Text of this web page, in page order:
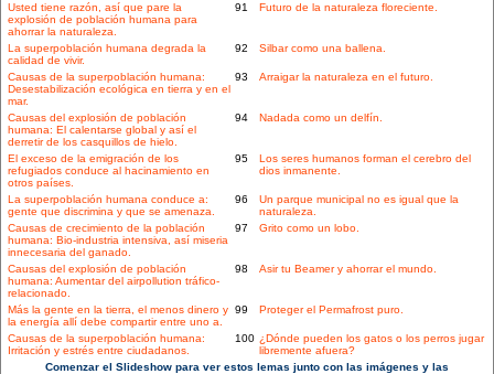
Usted tiene razón, así que pare la
explosión de población humana para
ahorrar la naturaleza.
91 Futuro de la naturaleza floreciente.
La superpoblación humana degrada la
calidad de vivir.
92 Silbar como una ballena.
Causas de la superpoblación humana:
Desestabilización ecológica en tierra y en el
mar.
93 Arraigar la naturaleza en el futuro.
Causas del explosión de población
humana: El calentarse global y así el
derretir de los casquillos de hielo.
94 Nadada como un delfín.
El exceso de la emigración de los
refugiados conduce al hacinamiento en
otros países.
95
Los seres humanos forman el cerebro del
dios inmanente.
La superpoblación humana conduce a:
gente que discrimina y que se amenaza.
96
Un parque municipal no es igual que la
naturaleza.
Causas de crecimiento de la población
humana: Bio-industria intensiva, así miseria
innecesaria del ganado.
97 Grito como un lobo.
Causas del explosión de población
humana: Aumentar del airpollution tráfico-
relacionado.
98 Asir tu Beamer y ahorrar el mundo.
Más la gente en la tierra, el menos dinero y
la energía allí debe compartir entre uno a.
99 Proteger el Permafrost puro.
Causas de la superpoblación humana:
Irritación y estrés entre ciudadanos.
100 ¿Dónde pueden los gatos o los perros jugar
libremente afuera?
Comenzar el Slideshow para ver estos lemas junto con las imágenes y las